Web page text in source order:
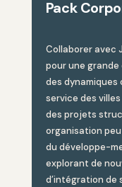
Pack
Collaborer avec
pour une grande
des dynamiques
service des
des projets
organisation
du développe-
explorant de
d’intégration de